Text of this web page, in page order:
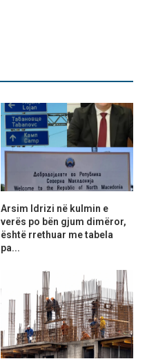
Arsim Idrizi në kulmin e
verës po bën gjum dimëror,
është rrethuar me tabela
pa...